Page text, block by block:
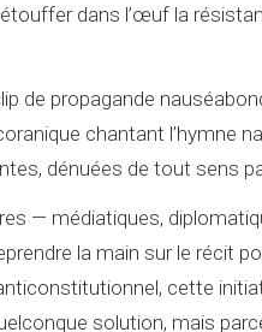
dans l’œuf la
de propagande
chantant l’hymne
dénuées de tout sens
— médiatiques,
la main sur le récit
cette
solution, mais